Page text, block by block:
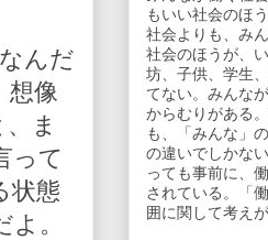
んだ
想像
ま
って
状態
。
もいい社会のほ
社会よりも、み
社会のほうが、
坊、子供、学生
てない。みんな
からむりがある
も、「みんな」
の違いでしかな
っても事前に、
されている。「
囲に関して考え